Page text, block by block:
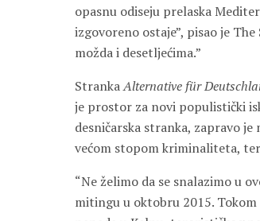
opasnu odiseju prelaska
izgovoreno ostaje”, pisao je
možda i desetljećima.”
StrankaAlternative für
je prostor za novi populistički
desničarska stranka, zapravo je
većom stopom kriminaliteta,
“Ne želimo da se snalazimo u
mitingu u oktobru 2015.